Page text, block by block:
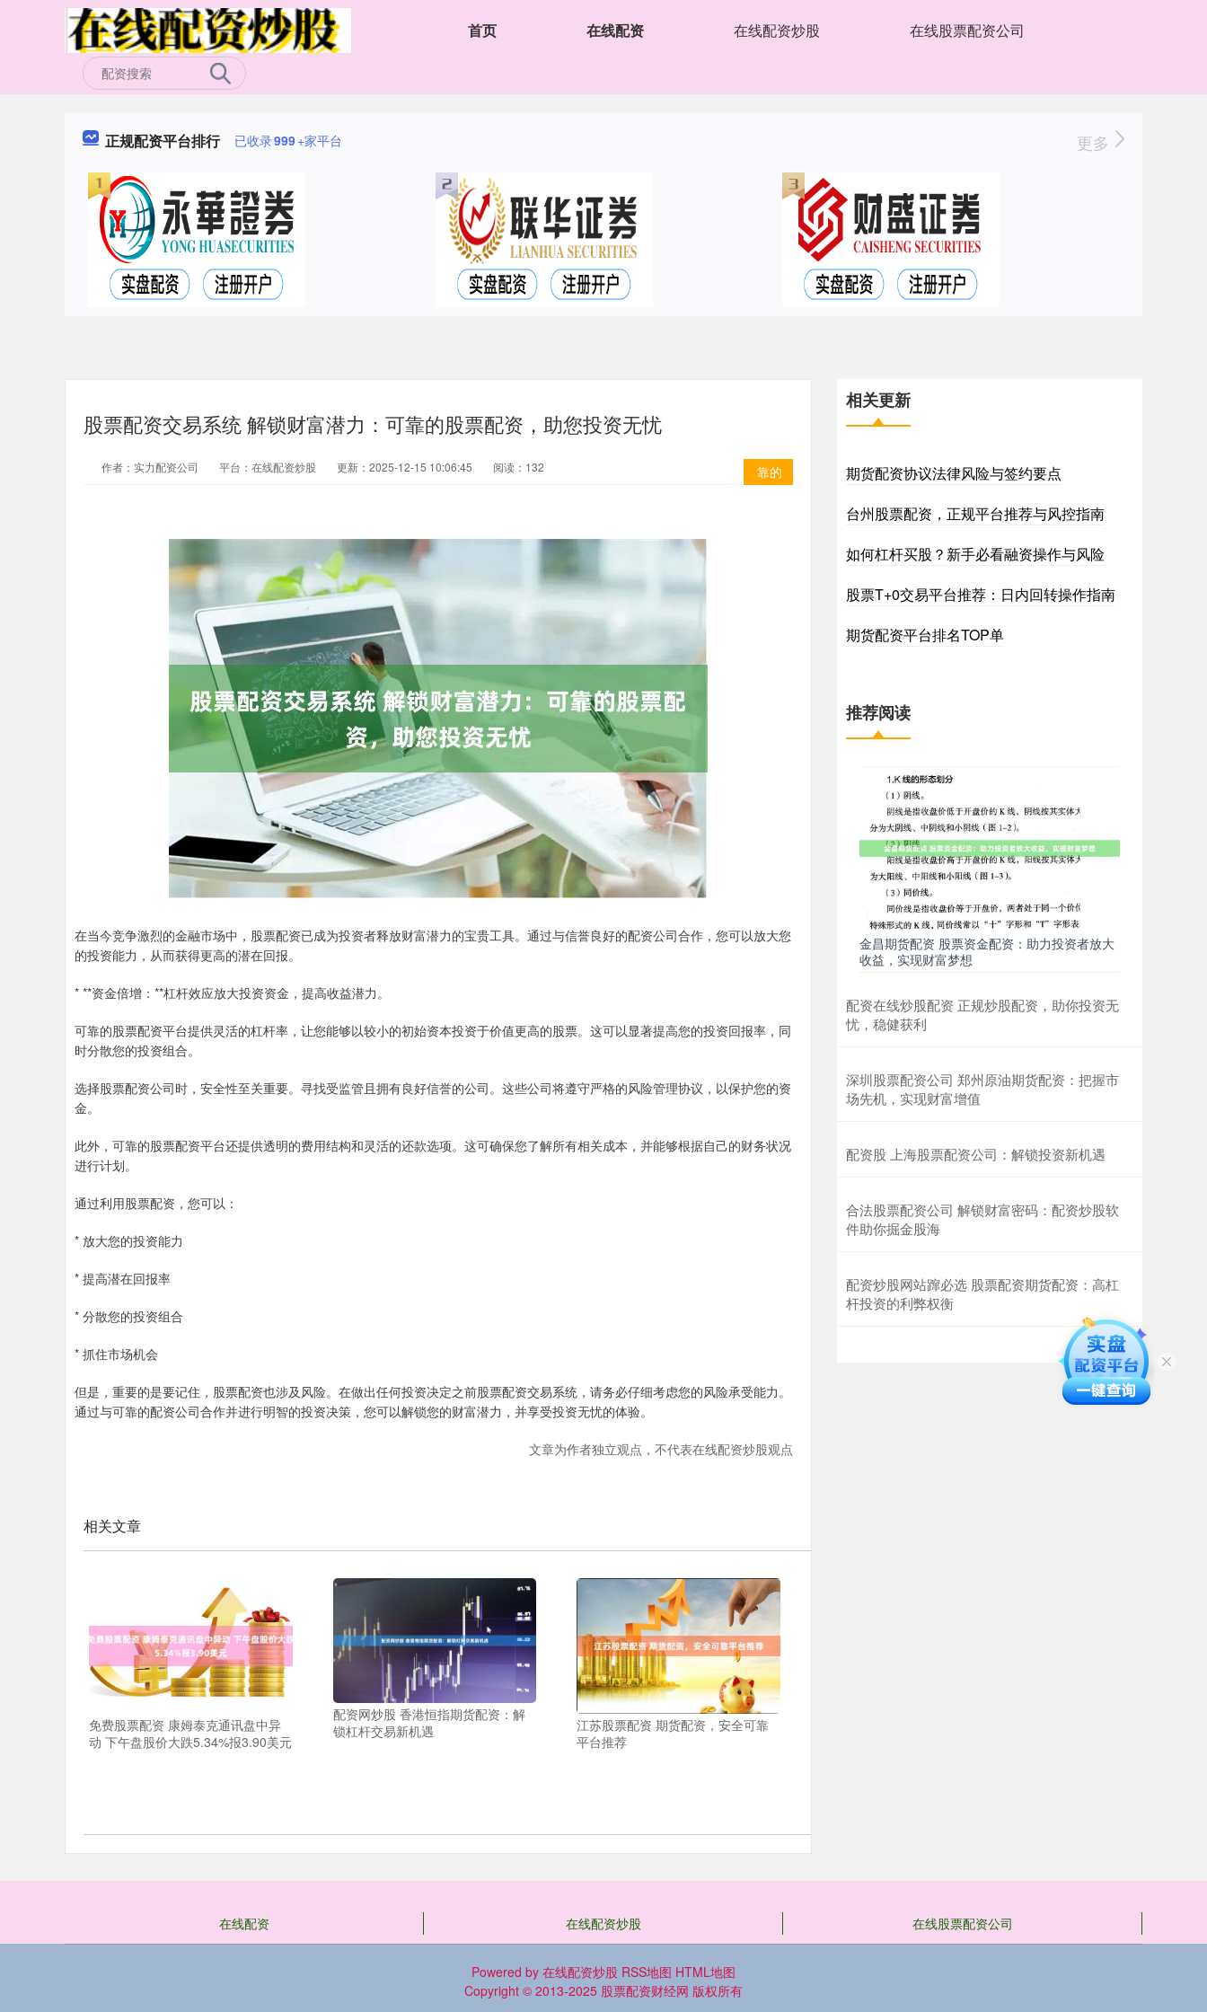
首页 在线配资 在线配资炒股 在线股票配资公司
正规配资平台排行 已收录999+家平台 更多
股票配资交易系统 解锁财富潜力：可靠的股票配资，助您投资无忧
靠的
作者：实力配资公司 平台：在线配资炒股 更新：2025-12-15 10:06:45 阅读：132
在当今竞争激烈的金融市场中，股票配资已成为投资者释放财富潜力的宝贵工具。通过与信誉良好的配资公司合作，您可以放大您
的投资能力，从而获得更高的潜在回报。
* **资金倍增：**杠杆效应放大投资资金，提高收益潜力。
可靠的股票配资平台提供灵活的杠杆率，让您能够以较小的初始资本投资于价值更高的股票。这可以显著提高您的投资回报率，同
时分散您的投资组合。
选择股票配资公司时，安全性至关重要。寻找受监管且拥有良好信誉的公司。这些公司将遵守严格的风险管理协议，以保护您的资
金。
此外，可靠的股票配资平台还提供透明的费用结构和灵活的还款选项。这可确保您了解所有相关成本，并能够根据自己的财务状况
进行计划。
通过利用股票配资，您可以：
* 放大您的投资能力
* 提高潜在回报率
* 分散您的投资组合
* 抓住市场机会
但是，重要的是要记住，股票配资也涉及风险。在做出任何投资决定之前股票配资交易系统，请务必仔细考虑您的风险承受能力。
通过与可靠的配资公司合作并进行明智的投资决策，您可以解锁您的财富潜力，并享受投资无忧的体验。
文章为作者独立观点，不代表在线配资炒股观点
相关文章
免费股票配资 康姆泰克通讯盘中异
动 下午盘股价大跌5.34%报3.90美元
配资网炒股 香港恒指期货配资：解
锁杠杆交易新机遇
江苏股票配资 期货配资，安全可靠
平台推荐
相关更新
期货配资协议法律风险与签约要点
台州股票配资，正规平台推荐与风控指南
如何杠杆买股？新手必看融资操作与风险
股票T+0交易平台推荐：日内回转操作指南
期货配资平台排名TOP单
推荐阅读
金昌期货配资 股票资金配资：助力投资者放大
收益，实现财富梦想
配资在线炒股配资 正规炒股配资，助你投资无
忧，稳健获利
深圳股票配资公司 郑州原油期货配资：把握市
场先机，实现财富增值
配资股 上海股票配资公司：解锁投资新机遇
合法股票配资公司 解锁财富密码：配资炒股软
件助你掘金股海
配资炒股网站蹿必选 股票配资期货配资：高杠
杆投资的利弊权衡
在线配资 在线配资炒股 在线股票配资公司
Powered by 在线配资炒股 RSS地图 HTML地图
Copyright © 2013-2025 股票配资财经网 版权所有